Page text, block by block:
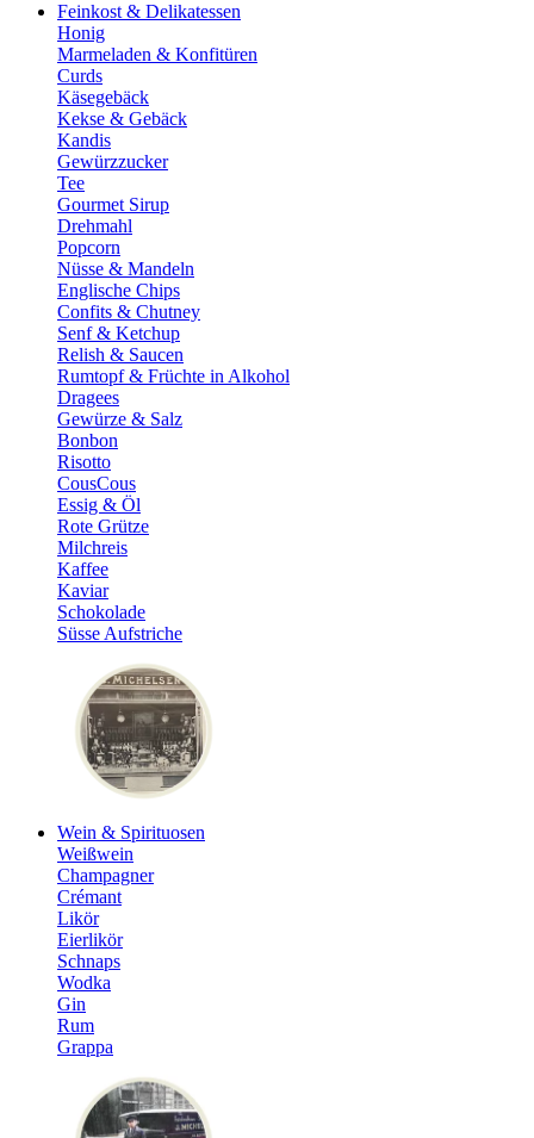
Feinkost & Delikatessen
Honig
Marmeladen & Konfitüren
Curds
Käsegebäck
Kekse & Gebäck
Kandis
Gewürzzucker
Tee
Gourmet Sirup
Drehmahl
Popcorn
Nüsse & Mandeln
Englische Chips
Confits & Chutney
Senf & Ketchup
Relish & Saucen
Rumtopf & Früchte in Alkohol
Dragees
Gewürze & Salz
Bonbon
Risotto
CousCous
Essig & Öl
Rote Grütze
Milchreis
Kaffee
Kaviar
Schokolade
Süsse Aufstriche
Wein & Spirituosen
Weißwein
Champagner
Crémant
Likör
Eierlikör
Schnaps
Wodka
Gin
Rum
Grappa